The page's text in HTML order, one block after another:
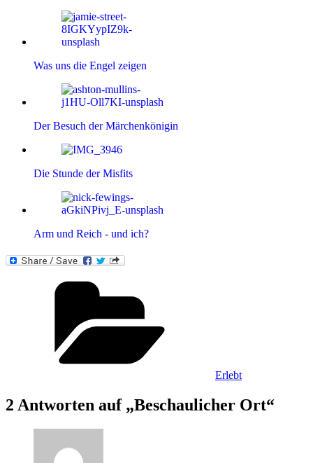
Was uns die Engel zeigen
Der Besuch der Märchenkönigin
Die Stunde der Misfits
Arm und Reich - und ich?
Erlebt
2 Antworten auf „Beschaulicher Ort“